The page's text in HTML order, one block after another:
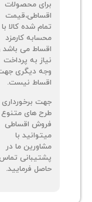
شده کالا با
می باشد و
به پرداخت
دیگری جهت
برخورداری از
های متنوع
تماس